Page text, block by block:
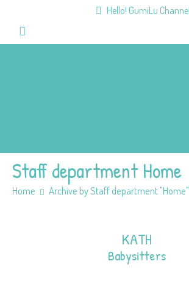
Hello! GumiLu Channel
Staff department Home
Home Archive by Staff department "Home"
KATH
Babysitters